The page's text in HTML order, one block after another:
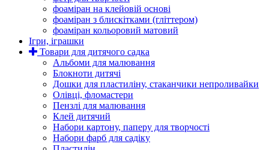
фоаміран на клейовій основі
фоаміран з блискітками (гліттером)
фоаміран кольоровий матовий
Ігри, іграшки
Товари для дитячого садка
Альбоми для малювання
Блокноти дитячі
Дошки для пластиліну, стаканчики непроливайки
Олівці, фломастери
Пензлі для малювання
Клей дитячий
Набори картону, паперу для творчості
Набори фарб для садіку